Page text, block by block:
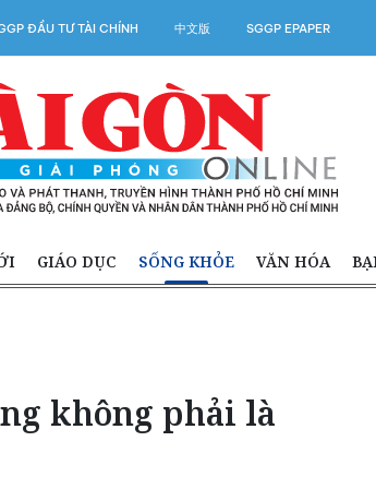
ĐẦU TƯ TÀI CHÍNH 中文版 SGGP EPAPER
GIÁO DỤC SỐNG KHỎE VĂN HÓA
không phải là